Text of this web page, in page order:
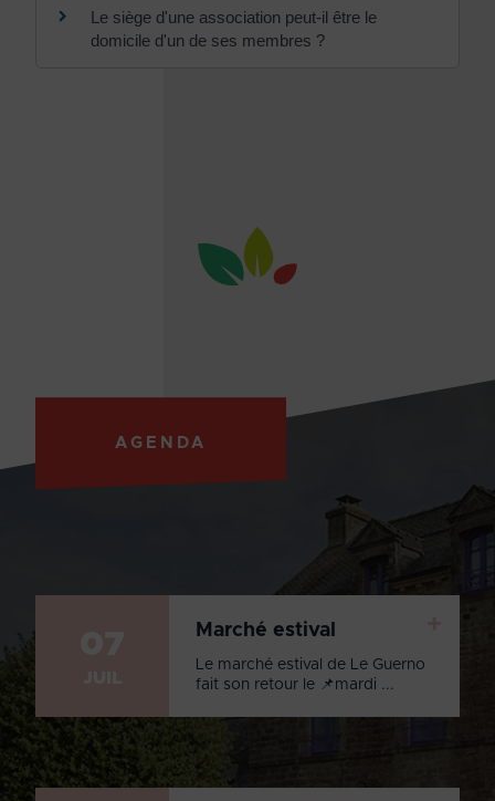
Le siège d'une association peut-il être le
domicile d'un de ses membres ?
AGENDA
Marché estival
Le marché estival de Le Guerno
fait son retour le 📌mardi ...